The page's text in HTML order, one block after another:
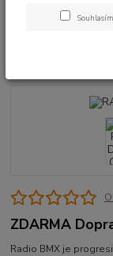
ZDARMA
Radio BMX je